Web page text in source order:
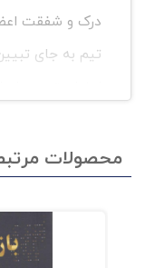
درک و شفقت
تیم به جای
دقیقتر ببینند.
وابستگیهای
مجموعه ی
محصولات